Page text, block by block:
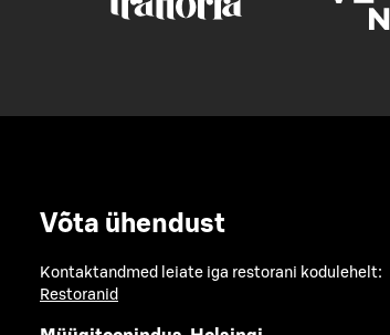
Võta ühendust
Kontaktandmed leiate iga restorani kodulehelt:
Restoranid